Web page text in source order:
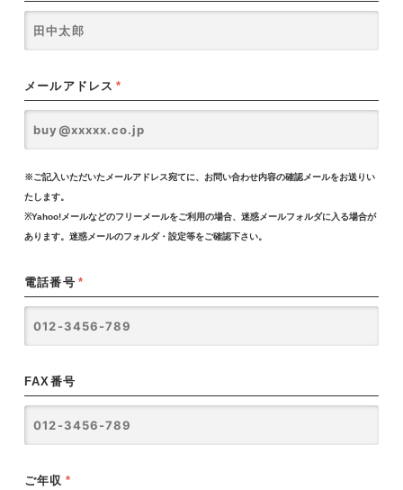
メールアドレス *
※ご記入いただいたメールアドレス宛てに、お問い合わせ内容の確認メールをお送りい
たします。
※Yahoo!メールなどのフリーメールをご利用の場合、迷惑メールフォルダに入る場合が
あります。迷惑メールのフォルダ・設定等をご確認下さい。
電話番号 *
FAX番号
ご年収 *